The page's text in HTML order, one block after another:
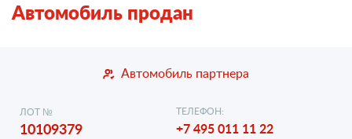
Автомобиль продан
Автомобиль партнера
ЛОТ №
10109379
ТЕЛЕФОН:
+7 495 011 11 22